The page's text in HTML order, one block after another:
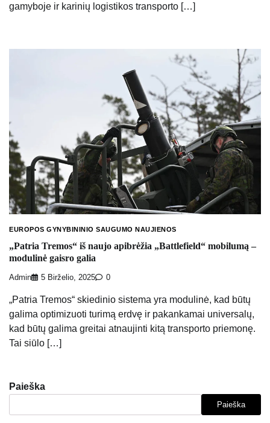
gamyboje ir karinių logistikos transporto […]
EUROPOS GYNYBININIO SAUGUMO NAUJIENOS
„Patria Tremos“ iš naujo apibrėžia „Battlefield“ mobilumą –
modulinė gaisro galia
Admin 5 Birželio, 2025 0
„Patria Tremos“ skiedinio sistema yra modulinė, kad būtų
galima optimizuoti turimą erdvę ir pakankamai universalų,
kad būtų galima greitai atnaujinti kitą transporto priemonę.
Tai siūlo […]
Paieška
Paieška